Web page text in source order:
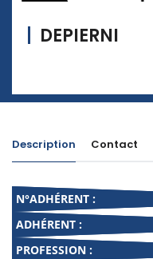
DEPIERNI
Description Contact
N°ADHÉRENT :
ADHÉRENT :
PROFESSION :